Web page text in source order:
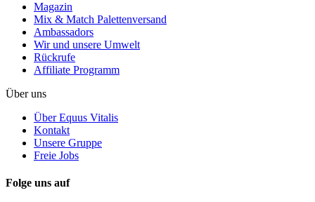
Magazin
Mix & Match Palettenversand
Ambassadors
Wir und unsere Umwelt
Rückrufe
Affiliate Programm
Über uns
Über Equus Vitalis
Kontakt
Unsere Gruppe
Freie Jobs
Folge uns auf